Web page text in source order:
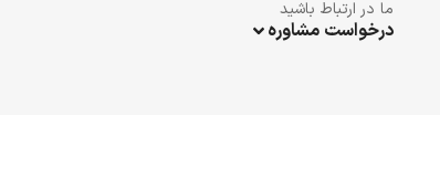
ما در ارتباط باشید
درخواست مشاوره